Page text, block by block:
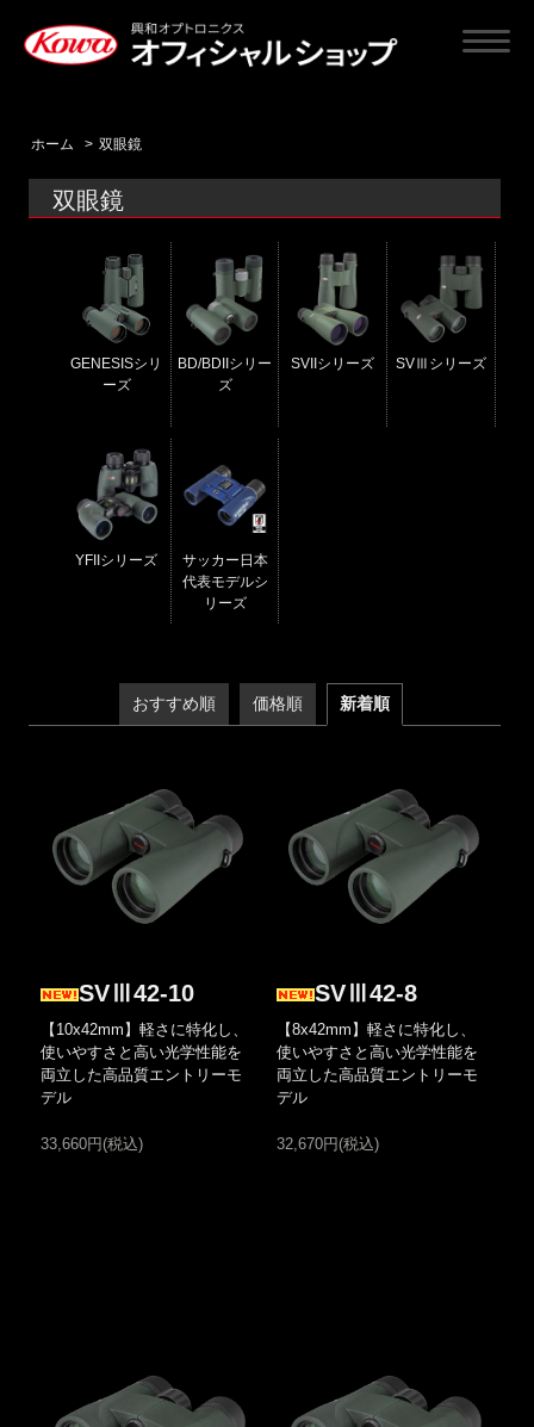
ホーム > 双眼鏡
双眼鏡
GENESISシリ
ーズ
BD/BDIIシリー
ズ
SVIIシリーズ SVⅢシリーズ
YFIIシリーズ
サッカー日本
代表モデルシ
リーズ
おすすめ順 価格順 新着順
SVⅢ42-10
【10x42mm】軽さに特化し、
使いやすさと高い光学性能を
両立した高品質エントリーモ
デル
33,660円(税込)
SVⅢ42-8
【8x42mm】軽さに特化し、
使いやすさと高い光学性能を
両立した高品質エントリーモ
デル
32,670円(税込)